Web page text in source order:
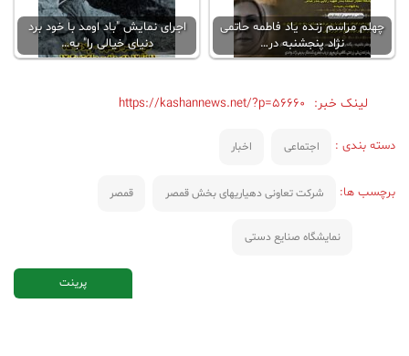
چهلم مراسم زنده یاد فاطمه حاتمی
نژاد پنجشنبه در…
اجرای نمایش "باد اومد با خود برد
دنیای خیالی را" به…
لینک خبر: https://kashannews.net/?p=56660
دسته بندی : اجتماعی اخبار
برچسب ها: شرکت تعاونی دهیاریهای بخش قمصر قمصر
نمایشگاه صنایع دستی
پرینت